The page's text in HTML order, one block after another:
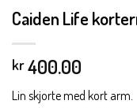
Caiden Life
kr400.00
Lin skjorte med kort arm.